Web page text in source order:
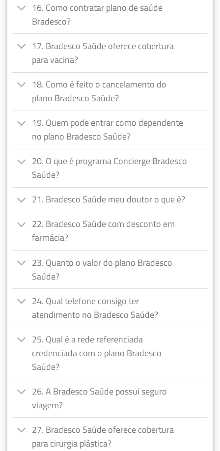
16. Como contratar plano de saúde
Bradesco?
17. Bradesco Saúde oferece cobertura
para vacina?
18. Como é feito o cancelamento do
plano Bradesco Saúde?
19. Quem pode entrar como dependente
no plano Bradesco Saúde?
20. O que é programa Concierge Bradesco
Saúde?
21. Bradesco Saúde meu doutor o que é?
22. Bradesco Saúde com desconto em
farmácia?
23. Quanto o valor do plano Bradesco
Saúde?
24. Qual telefone consigo ter
atendimento no Bradesco Saúde?
25. Qual é a rede referenciada
credenciada com o plano Bradesco
Saúde?
26. A Bradesco Saúde possui seguro
viagem?
27. Bradesco Saúde oferece cobertura
para cirurgia plástica?